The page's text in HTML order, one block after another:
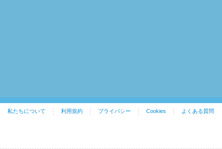
私たちについて 利用規約 プライバシー Cookies よくある質問